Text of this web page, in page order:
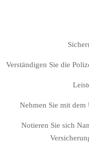
Verständigen Sie die
Nehmen Sie mit
Notieren Sie sich